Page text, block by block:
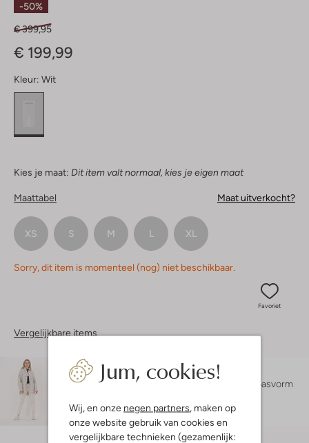
Jum, cookies!
Wij, en onze negen partners, maken op
onze website gebruik van cookies en
vergelijkbare technieken (gezamenlijk:
-50%
€ 399,95
€ 199,99
Kleur: Wit
Kies je maat: Dit item valt normaal, kies je eigen maat
Maattabel Maat uitverkocht?
XS S M L XL
Sorry, dit item is momenteel (nog) niet beschikbaar.
Favoriet
Vergelijkbare items
Maatadvies
Puck is 1 meter 71 lang en draagt maat S.
De pasvorm